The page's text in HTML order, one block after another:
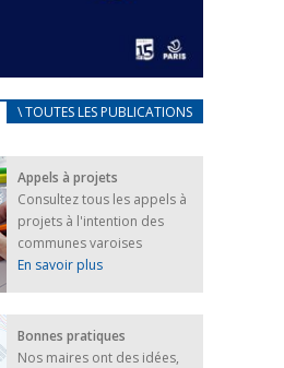
au mieux les réfugiés
en France,...
\ TOUTES LES PUBLICATIONS
Appels à projets
Consultez tous les appels à
projets à l'intention des
communes varoises
En savoir plus
Bonnes pratiques
Nos maires ont des idées,